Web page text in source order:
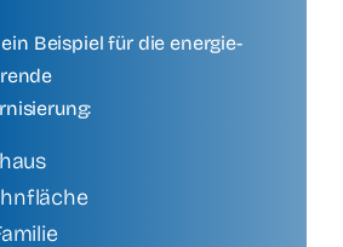
Beispiel für die energie-